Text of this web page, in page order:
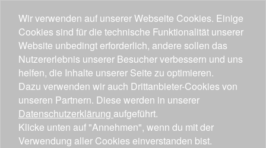
Wir verwenden auf unserer Webseite Cookies. Einige
Cookies sind für die technische Funktionalität unserer
Website unbedingt erforderlich, andere sollen das
Nutzererlebnis unserer Besucher verbessern und uns
helfen, die Inhalte unserer Seite zu optimieren.
Dazu verwenden wir auch Drittanbieter-Cookies von
unseren Partnern. Diese werden in unserer
Datenschutzerklärung aufgeführt.
Klicke unten auf "Annehmen", wenn du mit der
Verwendung aller Cookies einverstanden bist.